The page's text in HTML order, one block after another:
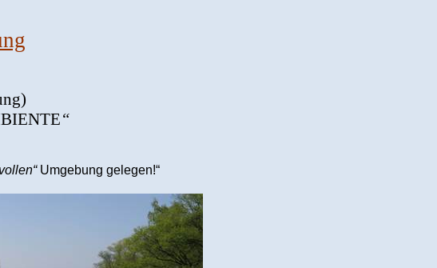
“
Umgebung gelegen!“